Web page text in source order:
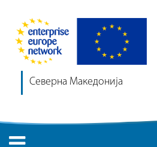
Северна Македонија